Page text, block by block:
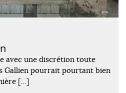
avec une discrétion toute
Gallien pourrait pourtant bien
[…]